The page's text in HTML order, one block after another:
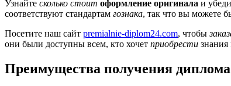
Узнайте сколько стоит оформление оригинала и
соответствуют стандартам гознака, так что вы можете
Посетите наш сайт premialnie-diplom24.com, чтобы
они были доступны всем, кто хочет приобрести
Преимущества получения